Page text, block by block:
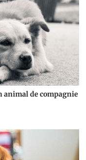
animal de compagnie